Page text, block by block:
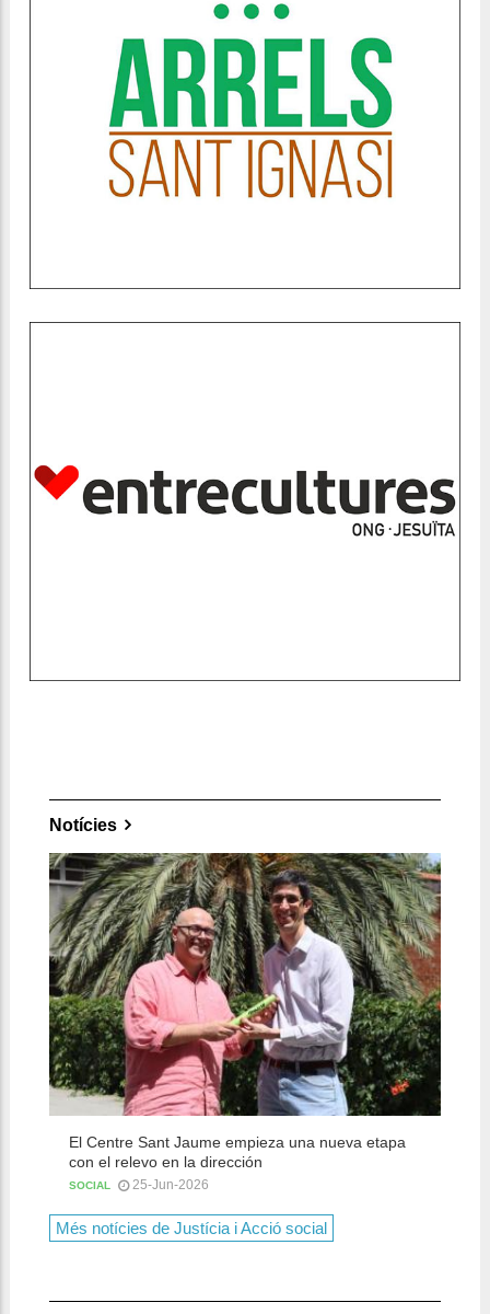
Notícies
Jesuitas Social impulsa la campaña
"Regularización: Somos Acogida"
SOCIAL 19-May-2026
Més notícies de Justícia i Acció social